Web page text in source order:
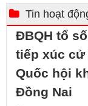
Tin hoạt
ĐBQH tổ
tiếp xúc
Quốc hội
Đồng Nai